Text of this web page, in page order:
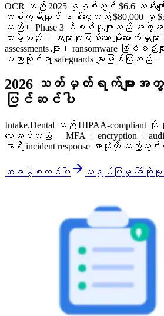
OCR သည် 2025 ခုနှစ်တွင် $6.6 သန်းကျော်
တစ်ကြိမ်လျှင် ဒဏ်ငွေသည် $80,000 မှ
သည်။ Phase 3 စိစစ်မှုများသည် အ
ထားခဲ့သည်။ အများဆုံးဖြစ်သော ချိုးဖောက်မှုမျာ
assessments များ၊ ransomware ဖြစ်စဉ်
ပညာဆိုင်ရာ safeguards များဖြစ်ကြသည်။
2026 သတ်မှတ်ရက်များအ
ပြင်ဆင်ပါ
Intake.Dental သည် HIPAA-compliant
ပေးအပ်သည် — MFA၊ encryption၊
နာရီ incident response အားလုံးကို ထည့်သွ
အခမဲ့စတင်ပါ သရုပ်ပြမှု ခေါ်ဆိုမှု